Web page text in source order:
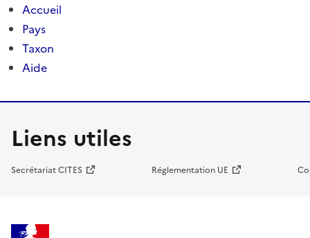
Accueil
Pays
Taxon
Aide
Liens utiles
Secrétariat CITES Réglementation UE